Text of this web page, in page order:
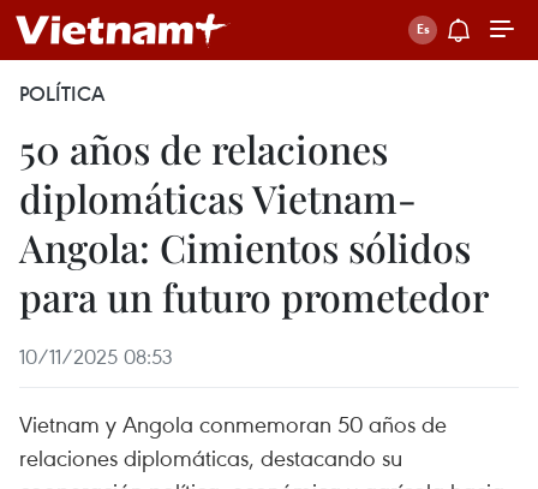
POLÍTICA
50 años de relaciones
diplomáticas Vietnam-
Angola: Cimientos sólidos
para un futuro prometedor
10/11/2025 08:53
Vietnam y Angola conmemoran 50 años de
relaciones diplomáticas, destacando su